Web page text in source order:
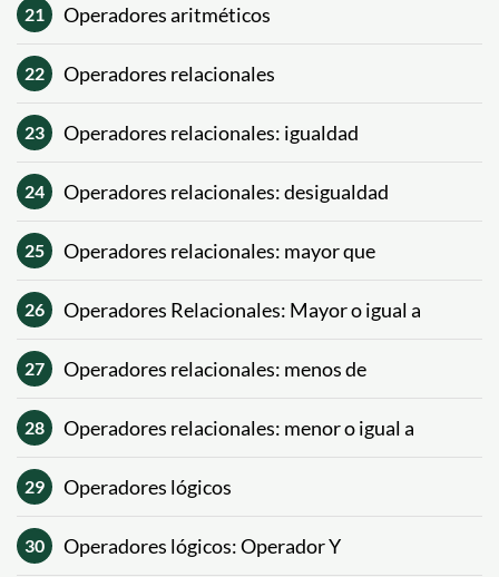
21 Operadores aritméticos
22 Operadores relacionales
23 Operadores relacionales: igualdad
24 Operadores relacionales: desigualdad
25 Operadores relacionales: mayor que
26 Operadores Relacionales: Mayor o igual a
27 Operadores relacionales: menos de
28 Operadores relacionales: menor o igual a
29 Operadores lógicos
30 Operadores lógicos: Operador Y